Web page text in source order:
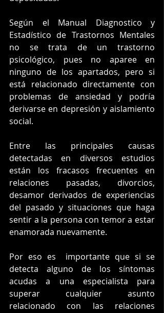
Según el Manual Diagnostico y
Estadístico de Trastornos Mentales
no se trata de un trastorno
psicológico, pues no aparee en
ninguno de los apartados, pero si
está relacionado directamente con
problemas de ansiedad y podría
derivarse en depresión y aislamiento
social.
Entre las principales causas
detectadas en diversos estudios
están los fracasos frecuentes en
relaciones pasadas, divorcios,
desamor derivados de experiencias
del pasado y situaciones que haga
sentir a la persona con temor a estar
enamorada nuevamente.
Por eso es  importante que si se
detecta alguno de los síntomas
acudas a una especialista para
superar cualquier asunto
relacionado con las relaciones